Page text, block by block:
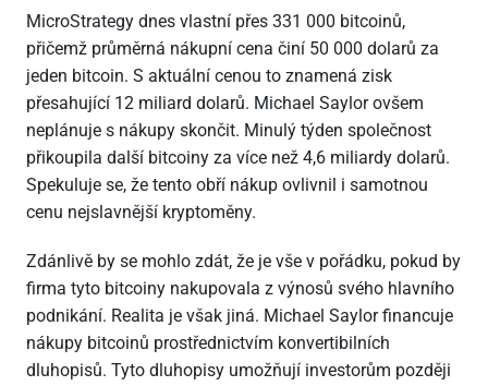
MicroStrategy dnes vlastní přes 331 000 bitcoinů,
přičemž průměrná nákupní cena činí 50 000 dolarů za
jeden bitcoin. S aktuální cenou to znamená zisk
přesahující 12 miliard dolarů. Michael Saylor ovšem
neplánuje s nákupy skončit. Minulý týden společnost
přikoupila další bitcoiny za více než 4,6 miliardy dolarů.
Spekuluje se, že tento obří nákup ovlivnil i samotnou
cenu nejslavnější kryptoměny.
Zdánlivě by se mohlo zdát, že je vše v pořádku, pokud by
firma tyto bitcoiny nakupovala z výnosů svého hlavního
podnikání. Realita je však jiná. Michael Saylor financuje
nákupy bitcoinů prostřednictvím konvertibilních
dluhopisů. Tyto dluhopisy umožňují investorům později